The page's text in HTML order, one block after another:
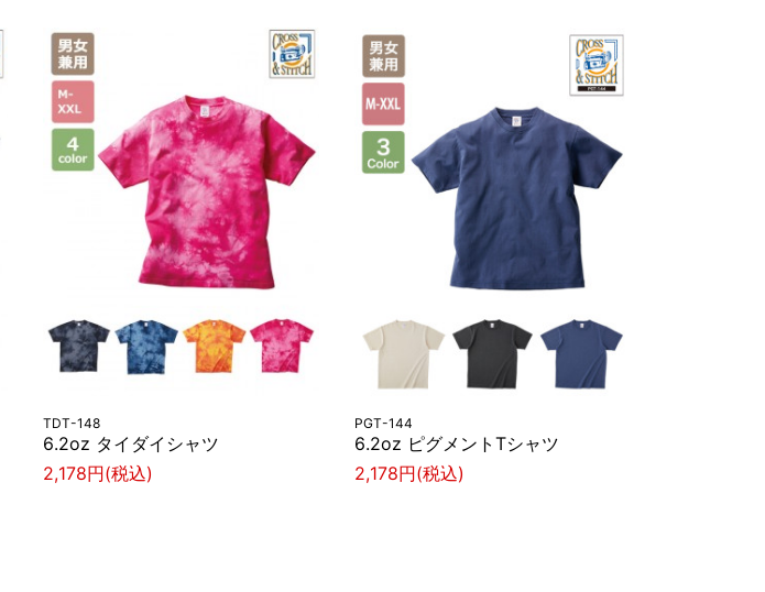
TDT-148
6.2oz タイダイシャツ
2,178円(税込)
PGT-144
6.2oz ピグメントTシャツ
2,178円(税込)